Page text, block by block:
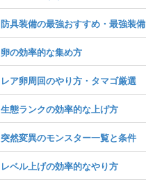
防具装備の最強おすすめ・最強装備
卵の効率的な集め方
レア卵周回のやり方・タマゴ厳選
生態ランクの効率的な上げ方
突然変異のモンスター一覧と条件
レベル上げの効率的なやり方